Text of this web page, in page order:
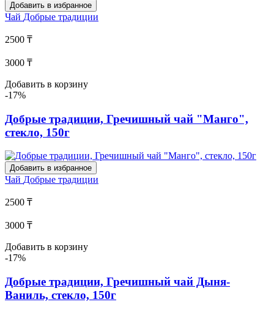
Добавить в избранное
Чай Добрые традиции
2500 ₸
3000 ₸
Добавить в корзину
-17%
Добрые традиции, Гречишный чай "Манго",
стекло, 150г
Добавить в избранное
Чай Добрые традиции
2500 ₸
3000 ₸
Добавить в корзину
-17%
Добрые традиции, Гречишный чай Дыня-
Ваниль, стекло, 150г